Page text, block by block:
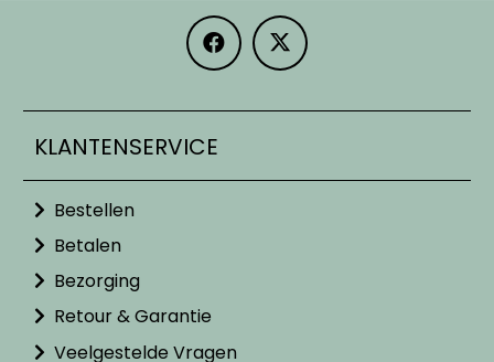
KLANTENSERVICE
Bestellen
Betalen
Bezorging
Retour & Garantie
Veelgestelde Vragen